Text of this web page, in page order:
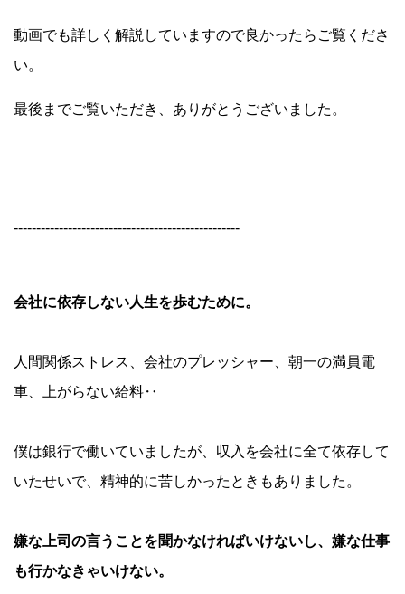
動画でも詳しく解説していますので良かったらご覧くださ
い。
最後までご覧いただき、ありがとうございました。
--------------------------------------------------
会社に依存しない人生を歩むために。
人間関係ストレス、会社のプレッシャー、朝一の満員電
車、上がらない給料‥
僕は銀行で働いていましたが、収入を会社に全て依存して
いたせいで、精神的に苦しかったときもありました。
嫌な上司の言うことを聞かなければいけないし、嫌な仕事
も行かなきゃいけない。